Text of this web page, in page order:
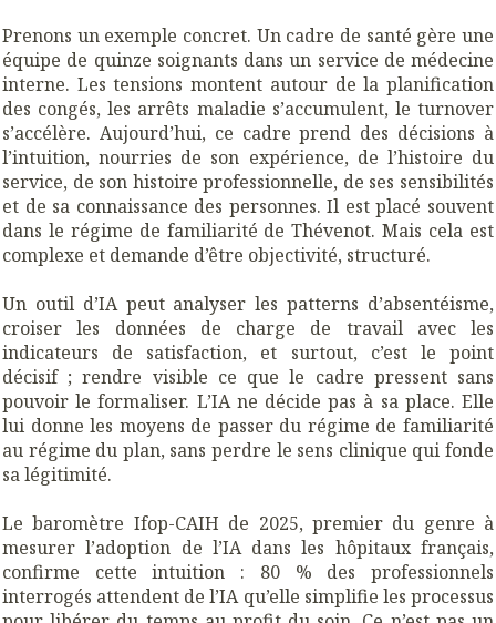
Prenons un exemple concret. Un cadre de santé gère une
équipe de quinze soignants dans un service de médecine
interne. Les tensions montent autour de la planification
des congés, les arrêts maladie s’accumulent, le turnover
s’accélère. Aujourd’hui, ce cadre prend des décisions à
l’intuition, nourries de son expérience, de l’histoire du
service, de son histoire professionnelle, de ses sensibilités
et de sa connaissance des personnes. Il est placé souvent
dans le régime de familiarité de Thévenot. Mais cela est
complexe et demande d’être objectivité, structuré.
Un outil d’IA peut analyser les patterns d’absentéisme,
croiser les données de charge de travail avec les
indicateurs de satisfaction, et surtout, c’est le point
décisif ; rendre visible ce que le cadre pressent sans
pouvoir le formaliser. L’IA ne décide pas à sa place. Elle
lui donne les moyens de passer du régime de familiarité
au régime du plan, sans perdre le sens clinique qui fonde
sa légitimité.
Le baromètre Ifop-CAIH de 2025, premier du genre à
mesurer l’adoption de l’IA dans les hôpitaux français,
confirme cette intuition : 80 % des professionnels
interrogés attendent de l’IA qu’elle simplifie les processus